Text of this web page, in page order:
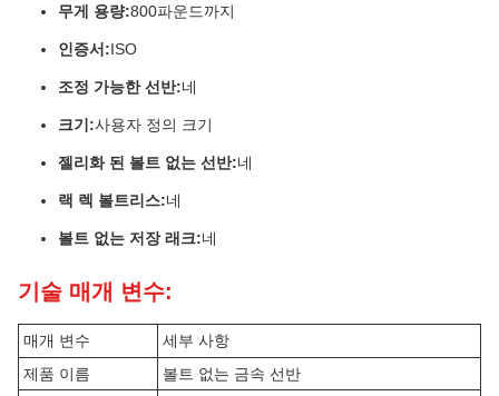
무게 용량:800파운드까지
인증서:ISO
조정 가능한 선반:네
크기:사용자 정의 크기
젤리화 된 볼트 없는 선반:네
랙 렉 볼트리스:네
볼트 없는 저장 래크:네
기술 매개 변수:
매개 변수
세부 사항
제품 이름
볼트 없는 금속 선반